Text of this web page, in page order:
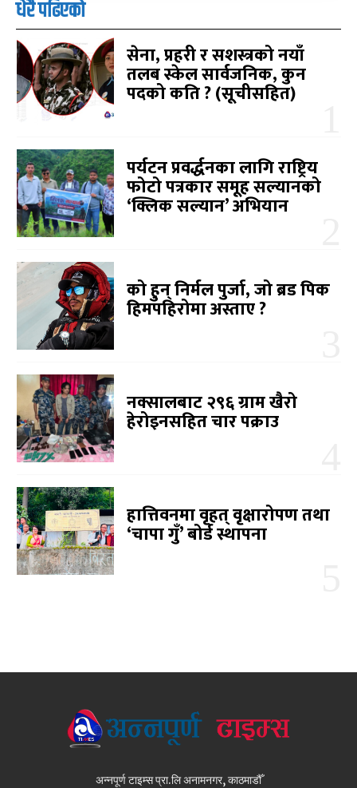
धेरै पढिएको
सेना, प्रहरी र सशस्त्रको नयाँ
तलब स्केल सार्वजनिक, कुन
पदको कति ? (सूचीसहित)
पर्यटन प्रवर्द्धनका लागि राष्ट्रिय
फोटो पत्रकार समूह सल्यानको
‘क्लिक सल्यान’ अभियान
को हुन् निर्मल पुर्जा, जो ब्रड पिक
हिमपहिरोमा अस्ताए ?
नक्सालबाट २९६ ग्राम खैरो
हेरोइनसहित चार पक्राउ
हात्तिवनमा वृहत् वृक्षारोपण तथा
‘चापा गुँ’ बोर्ड स्थापना
अन्नपूर्ण टाइम्स प्रा.लि अनामनगर, काठमाडौँ